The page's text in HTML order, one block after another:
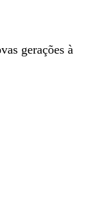
gerações à